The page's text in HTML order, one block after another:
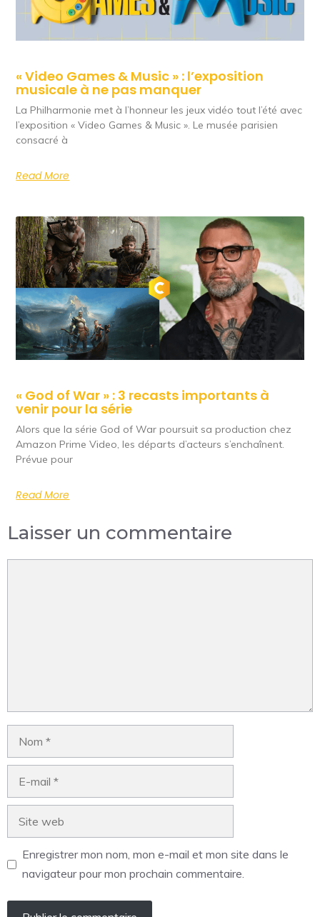
« Video Games & Music » : l’exposition
musicale à ne pas manquer
La Philharmonie met à l’honneur les jeux vidéo tout l’été avec
l’exposition « Video Games & Music ». Le musée parisien
consacré à
Read More
« God of War » : 3 recasts importants à
venir pour la série
Alors que la série God of War poursuit sa production chez
Amazon Prime Video, les départs d’acteurs s’enchaînent.
Prévue pour
Read More
Laisser un commentaire
Enregistrer mon nom, mon e-mail et mon site dans le
navigateur pour mon prochain commentaire.